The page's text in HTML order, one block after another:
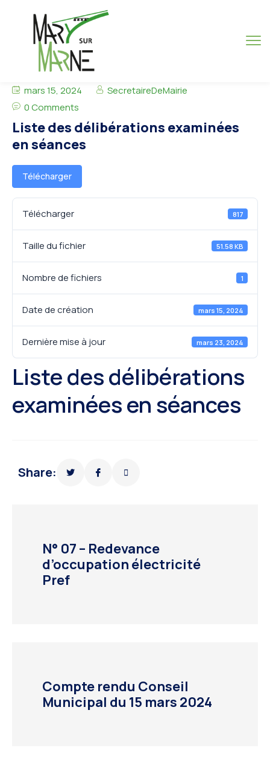
mars 15, 2024
SecretaireDeMairie
0 Comments
Liste des délibérations examinées
en séances
Télécharger
Télécharger 817
Taille du fichier 51.58 KB
Nombre de fichiers 1
Date de création mars 15, 2024
Dernière mise à jour mars 23, 2024
Liste des délibérations
examinées en séances
Share:
N° 07 – Redevance
d’occupation électricité
Pref
Compte rendu Conseil
Municipal du 15 mars 2024